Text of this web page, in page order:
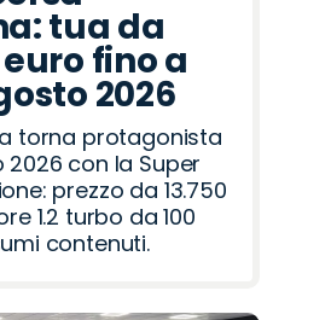
tua da
euro fino a
2026
torna protagonista
con la Super
prezzo da 13.750
1.2 turbo da 100
contenuti.